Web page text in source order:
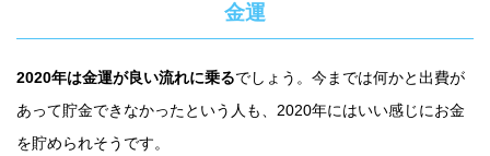
金運
2020年は金運が良い流れに乗るでしょう。今までは何かと出費が
あって貯金できなかったという人も、2020年にはいい感じにお金
を貯められそうです。